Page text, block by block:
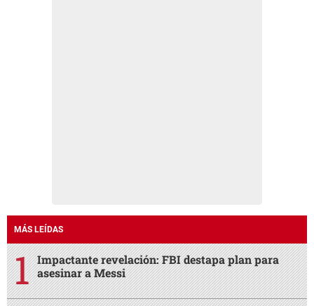
MÁS LEÍDAS
Impactante revelación: FBI destapa plan para
asesinar a Messi